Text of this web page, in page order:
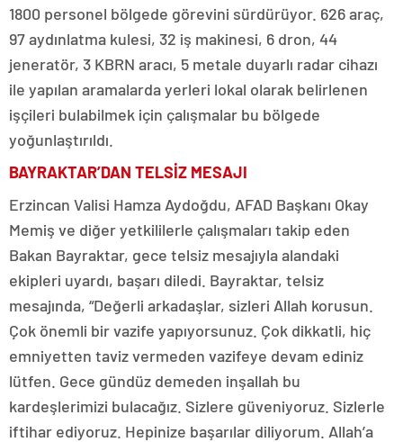
1800 personel bölgede görevini sürdürüyor. 626 araç,
97 aydınlatma kulesi, 32 iş makinesi, 6 dron, 44
jeneratör, 3 KBRN aracı, 5 metale duyarlı radar cihazı
ile yapılan aramalarda yerleri lokal olarak belirlenen
işçileri bulabilmek için çalışmalar bu bölgede
yoğunlaştırıldı.
BAYRAKTAR’DAN TELSİZ MESAJI
Erzincan Valisi Hamza Aydoğdu, AFAD Başkanı Okay
Memiş ve diğer yetkililerle çalışmaları takip eden
Bakan Bayraktar, gece telsiz mesajıyla alandaki
ekipleri uyardı, başarı diledi. Bayraktar, telsiz
mesajında, “Değerli arkadaşlar, sizleri Allah korusun.
Çok önemli bir vazife yapıyorsunuz. Çok dikkatli, hiç
emniyetten taviz vermeden vazifeye devam ediniz
lütfen. Gece gündüz demeden inşallah bu
kardeşlerimizi bulacağız. Sizlere güveniyoruz. Sizlerle
iftihar ediyoruz. Hepinize başarılar diliyorum. Allah’a